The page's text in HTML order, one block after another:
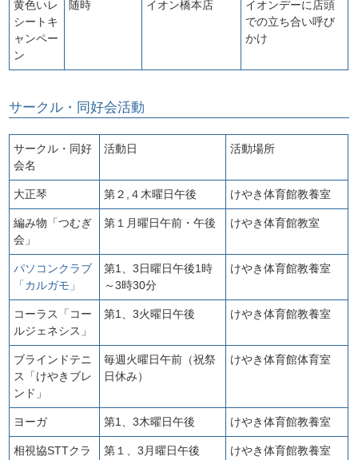
黄色いレ
シートキ
ャンペー
ン
随時 イオン橋本店
イオンデーに店頭
での立ち合い呼び
かけ
サークル・同好会活動
サークル・同好
会名
活動日 活動場所
大正琴 第２,４木曜日午後 けやき体育館教養室
編み物「つむぎ
会」
第１月曜日午前・午後 けやき体育館教室
パソコンクラブ
「カルガモ」
第1、3日曜日午後1時
～3時30分
けやき体育館教養室
コーラス「コー
ルジェネシス」
第1、3火曜日午後 けやき体育館教養室
ブラインドテニ
ス「けやきブレ
ンド」
毎週火曜日午前（祝祭
日休み）
けやき体育館体育室
ヨーガ 第1、3木曜日午後 けやき体育館教養室
相視協STTクラ
第１、3月曜日午後
けやき体育館教養室